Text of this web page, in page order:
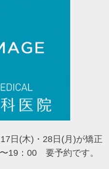
日(木)・28日(月)が矯正
19：00 要予約です。